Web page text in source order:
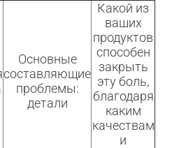
Основные
составляющие
проблемы:
детали
Какой из
ваших
продуктов
способен
закрыть
эту боль,
благодаря
каким
качествам
и